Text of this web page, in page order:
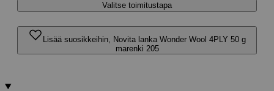
Valitse toimitustapa
Lisää suosikkeihin, Novita lanka Wonder Wool 4PLY 50 g
marenki 205